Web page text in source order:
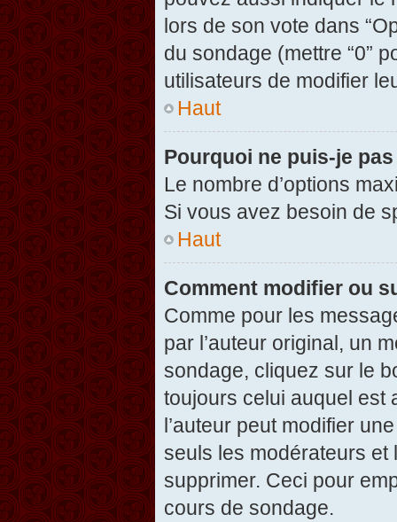
lors de son vote dans
du sondage (mettre “0”
utilisateurs de modifier
Haut
Pourquoi ne puis-je
Le nombre d’options
Si vous avez besoin de
Haut
Comment modifier ou
Comme pour les
par l’auteur original, un
sondage, cliquez sur le
toujours celui auquel est
l’auteur peut modifier
seuls les modérateurs et
supprimer. Ceci pour
cours de sondage.